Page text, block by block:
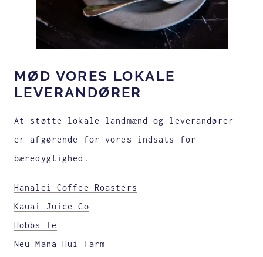
MØD VORES LOKALE
LEVERANDØRER
At støtte lokale landmænd og leverandører
er afgørende for vores indsats for
bæredygtighed.
Hanalei Coffee Roasters
Kauai Juice Co
Hobbs Te
Neu Mana Hui Farm